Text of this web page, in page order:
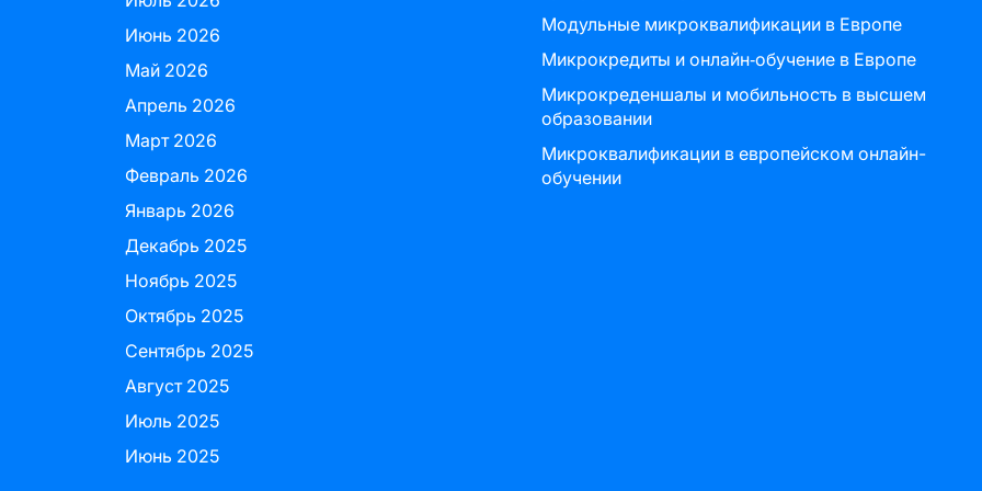
Июнь 2026
Май 2026
Апрель 2026
Март 2026
Февраль 2026
Январь 2026
Декабрь 2025
Ноябрь 2025
Октябрь 2025
Сентябрь 2025
Август 2025
Июль 2025
Июнь 2025
Модульные микроквалификации в Европе
Микрокредиты и онлайн‑обучение в Европе
Микрокреденшалы и мобильность в высшем
образовании
Микроквалификации в европейском онлайн-
обучении